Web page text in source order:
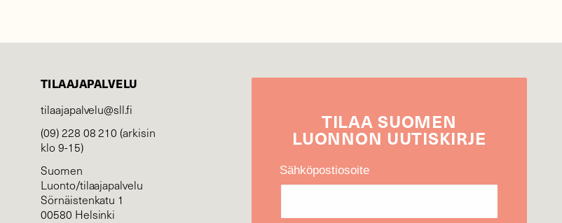
TILAAJAPALVELU
tilaajapalvelu@sll.fi
(09) 228 08 210 (arkisin
klo 9-15)
Suomen
Luonto/tilaajapalvelu
Sörnäistenkatu 1
00580 Helsinki
TILAASUOMEN
LUONNON UUTIS­KIRJE
Sähköpostiosoite